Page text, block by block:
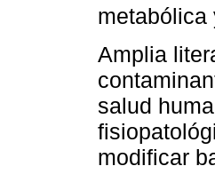
metabólica
Amplia
salud
modificar